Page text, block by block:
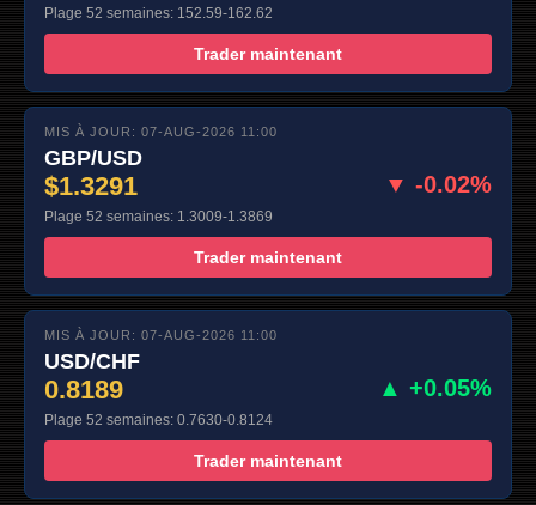
Plage 52 semaines: 152.59-162.62
Trader maintenant
MIS À JOUR: 07-AUG-2026 11:00
GBP/USD
$1.3291 ▼ -0.02%
Plage 52 semaines: 1.3009-1.3869
Trader maintenant
MIS À JOUR: 07-AUG-2026 11:00
USD/CHF
0.8189 ▲ +0.05%
Plage 52 semaines: 0.7630-0.8124
Trader maintenant